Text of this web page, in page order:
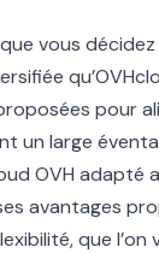
vous
pour
un large
OVH adapté
avantages
que l’on